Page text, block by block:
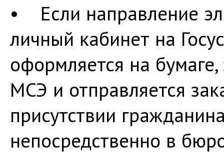
• Если направление
личный кабинет на
оформляется на
МСЭ и отправляется
присутствии
непосредственно в